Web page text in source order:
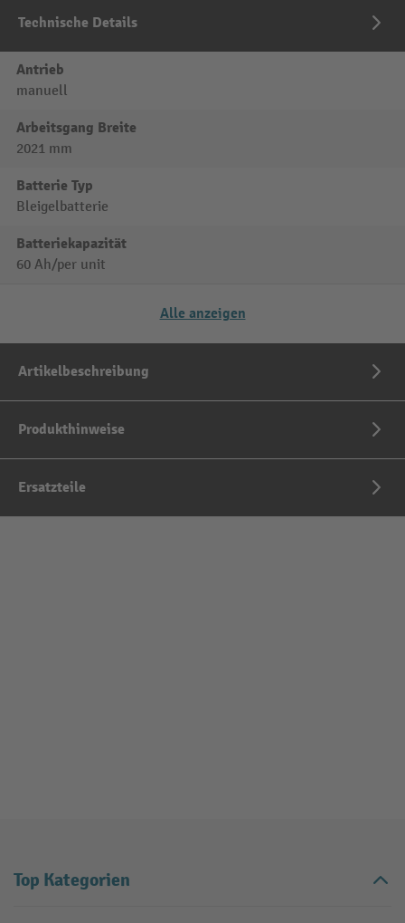
Technische Details
Antrieb
manuell
Arbeitsgang Breite
2021 mm
Batterie Typ
Bleigelbatterie
Batteriekapazität
60 Ah/per unit
Alle anzeigen
Artikelbeschreibung
Produkthinweise
Ersatzteile
Top Kategorien